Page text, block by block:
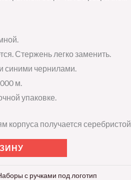
Стержень легко заменить.
синими чернилами.
м.
упаковке.
корпуса получается серебристой.
с ручками под логотип